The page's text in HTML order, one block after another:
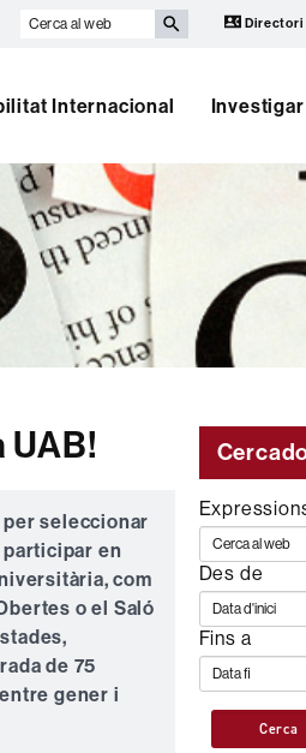
Cerca
Directori
Internacional Investigar
per seleccionar
en
com
o el Saló
de 75
gener i
Des de
Fins a
Cerca